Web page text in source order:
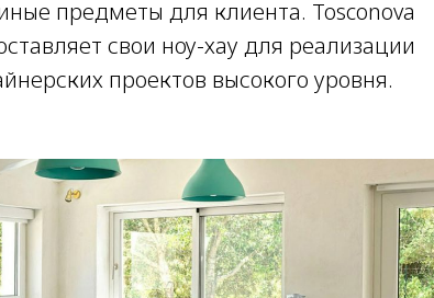
предметы для клиента. Tosconova
свои ноу-хау для реализации
проектов высокого уровня.